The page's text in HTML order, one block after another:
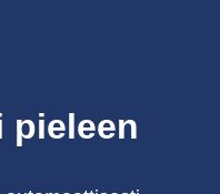
pieleen